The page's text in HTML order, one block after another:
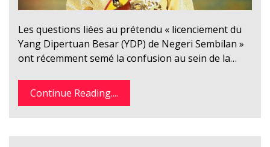
Les questions liées au prétendu « licenciement du
Yang Dipertuan Besar (YDP) de Negeri Sembilan »
ont récemment semé la confusion au sein de la…
Continue Reading....